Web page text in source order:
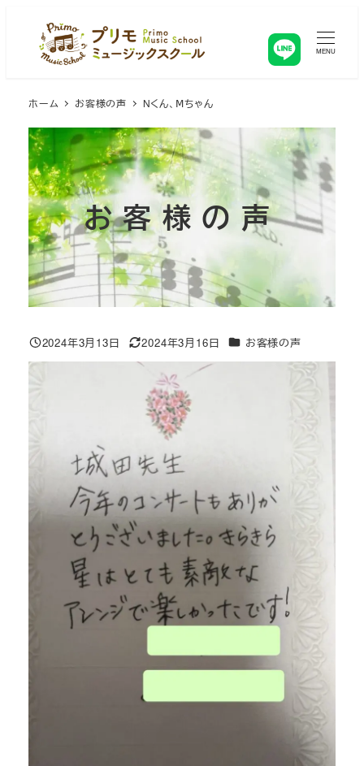
MENU
ホーム お客様の声 Nくん、Ⅿちゃん
お客様の声
投稿日
2024年3月13日 更新日
2024年3月16日 カテゴリー
お客様の声